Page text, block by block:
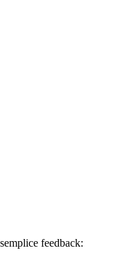
feedback: